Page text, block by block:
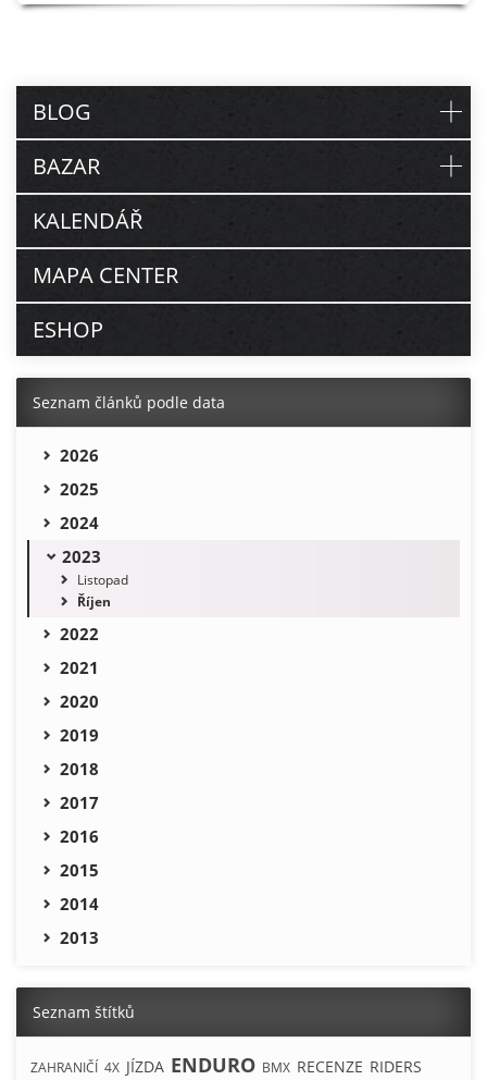
BLOG
BAZAR
KALENDÁŘ
MAPA CENTER
ESHOP
Seznam článků podle data
2026
2025
2024
2023
Listopad
Říjen
2022
2021
2020
2019
2018
2017
2016
2015
2014
2013
Seznam štítků
ZAHRANIČÍ 4X JÍZDA ENDURO BMX RECENZE RIDERS